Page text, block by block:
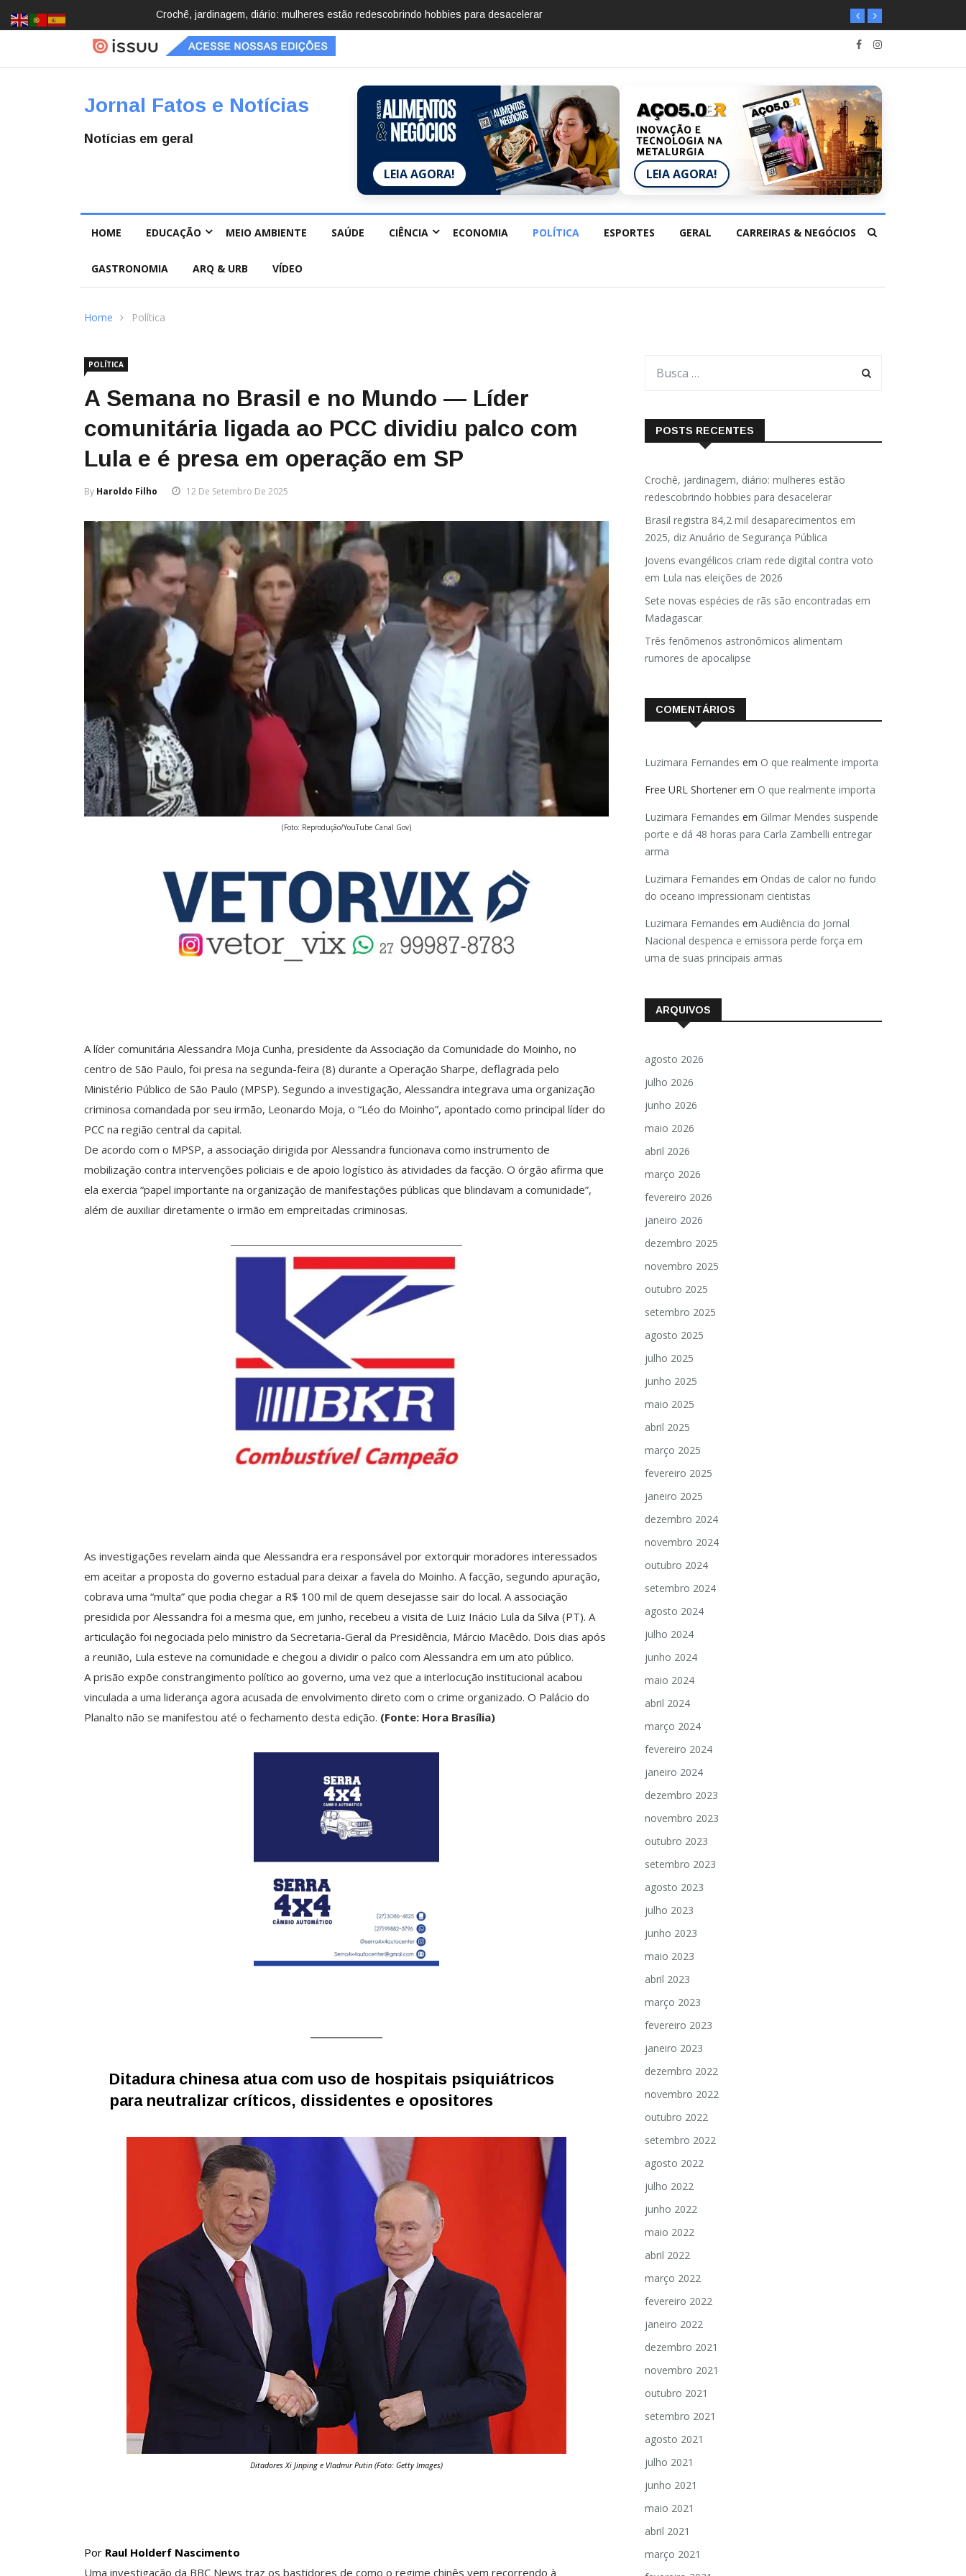
Brasil registra 84,2 mil desaparecimentos em 2025, diz Anuário de Segurança Pública
Jornal Fatos e Notícias
Notícias em geral
LEIA AGORA! LEIA AGORA!
HOME EDUCAÇÃO MEIO AMBIENTE SAÚDE CIÊNCIA ECONOMIA POLÍTICA ESPORTES GERAL CARREIRAS & NEGÓCIOS
GASTRONOMIA ARQ & URB VÍDEO
Home Política
POLÍTICA
A Semana no Brasil e no Mundo — Líder
comunitária ligada ao PCC dividiu palco com
Lula e é presa em operação em SP
By Haroldo Filho 12 De Setembro De 2025
(Foto: Reprodução/YouTube Canal Gov)
A líder comunitária Alessandra Moja Cunha, presidente da Associação da Comunidade do Moinho, no
centro de São Paulo, foi presa na segunda-feira (8) durante a Operação Sharpe, deflagrada pelo
Ministério Público de São Paulo (MPSP). Segundo a investigação, Alessandra integrava uma organização
criminosa comandada por seu irmão, Leonardo Moja, o “Léo do Moinho”, apontado como principal líder do
PCC na região central da capital.
De acordo com o MPSP, a associação dirigida por Alessandra funcionava como instrumento de
mobilização contra intervenções policiais e de apoio logístico às atividades da facção. O órgão afirma que
ela exercia “papel importante na organização de manifestações públicas que blindavam a comunidade”,
além de auxiliar diretamente o irmão em empreitadas criminosas.
As investigações revelam ainda que Alessandra era responsável por extorquir moradores interessados
em aceitar a proposta do governo estadual para deixar a favela do Moinho. A facção, segundo apuração,
cobrava uma “multa” que podia chegar a R$ 100 mil de quem desejasse sair do local. A associação
presidida por Alessandra foi a mesma que, em junho, recebeu a visita de Luiz Inácio Lula da Silva (PT). A
articulação foi negociada pelo ministro da Secretaria-Geral da Presidência, Márcio Macêdo. Dois dias após
a reunião, Lula esteve na comunidade e chegou a dividir o palco com Alessandra em um ato público.
A prisão expõe constrangimento político ao governo, uma vez que a interlocução institucional acabou
vinculada a uma liderança agora acusada de envolvimento direto com o crime organizado. O Palácio do
Planalto não se manifestou até o fechamento desta edição. (Fonte: Hora Brasília)
Ditadura chinesa atua com uso de hospitais psiquiátricos
para neutralizar críticos, dissidentes e opositores
Ditadores Xi Jinping e Vladmir Putin (Foto: Getty Images)
Por Raul Holderf Nascimento
Uma investigação da BBC News traz os bastidores de como o regime chinês vem recorrendo à
POSTS RECENTES
Crochê, jardinagem, diário: mulheres estão
redescobrindo hobbies para desacelerar
Brasil registra 84,2 mil desaparecimentos em
2025, diz Anuário de Segurança Pública
Jovens evangélicos criam rede digital contra voto
em Lula nas eleições de 2026
Sete novas espécies de rãs são encontradas em
Madagascar
Três fenômenos astronômicos alimentam
rumores de apocalipse
COMENTÁRIOS
Luzimara Fernandes em O que realmente importa
Free URL Shortener em O que realmente importa
Luzimara Fernandes em Gilmar Mendes suspende
porte e dá 48 horas para Carla Zambelli entregar
arma
Luzimara Fernandes em Ondas de calor no fundo
do oceano impressionam cientistas
Luzimara Fernandes em Audiência do Jornal
Nacional despenca e emissora perde força em
uma de suas principais armas
ARQUIVOS
agosto 2026
julho 2026
junho 2026
maio 2026
abril 2026
março 2026
fevereiro 2026
janeiro 2026
dezembro 2025
novembro 2025
outubro 2025
setembro 2025
agosto 2025
julho 2025
junho 2025
maio 2025
abril 2025
março 2025
fevereiro 2025
janeiro 2025
dezembro 2024
novembro 2024
outubro 2024
setembro 2024
agosto 2024
julho 2024
junho 2024
maio 2024
abril 2024
março 2024
fevereiro 2024
janeiro 2024
dezembro 2023
novembro 2023
outubro 2023
setembro 2023
agosto 2023
julho 2023
junho 2023
maio 2023
abril 2023
março 2023
fevereiro 2023
janeiro 2023
dezembro 2022
novembro 2022
outubro 2022
setembro 2022
agosto 2022
julho 2022
junho 2022
maio 2022
abril 2022
março 2022
fevereiro 2022
janeiro 2022
dezembro 2021
novembro 2021
outubro 2021
setembro 2021
agosto 2021
julho 2021
junho 2021
maio 2021
abril 2021
março 2021